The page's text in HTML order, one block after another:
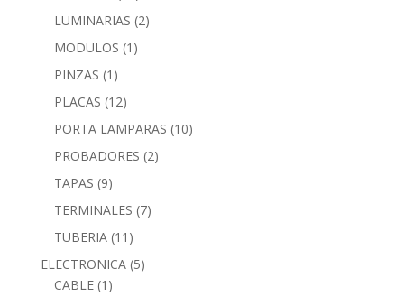
LUMINARIAS (2)
MODULOS (1)
PINZAS (1)
PLACAS (12)
PORTA LAMPARAS (10)
PROBADORES (2)
TAPAS (9)
TERMINALES (7)
TUBERIA (11)
ELECTRONICA (5)
CABLE (1)